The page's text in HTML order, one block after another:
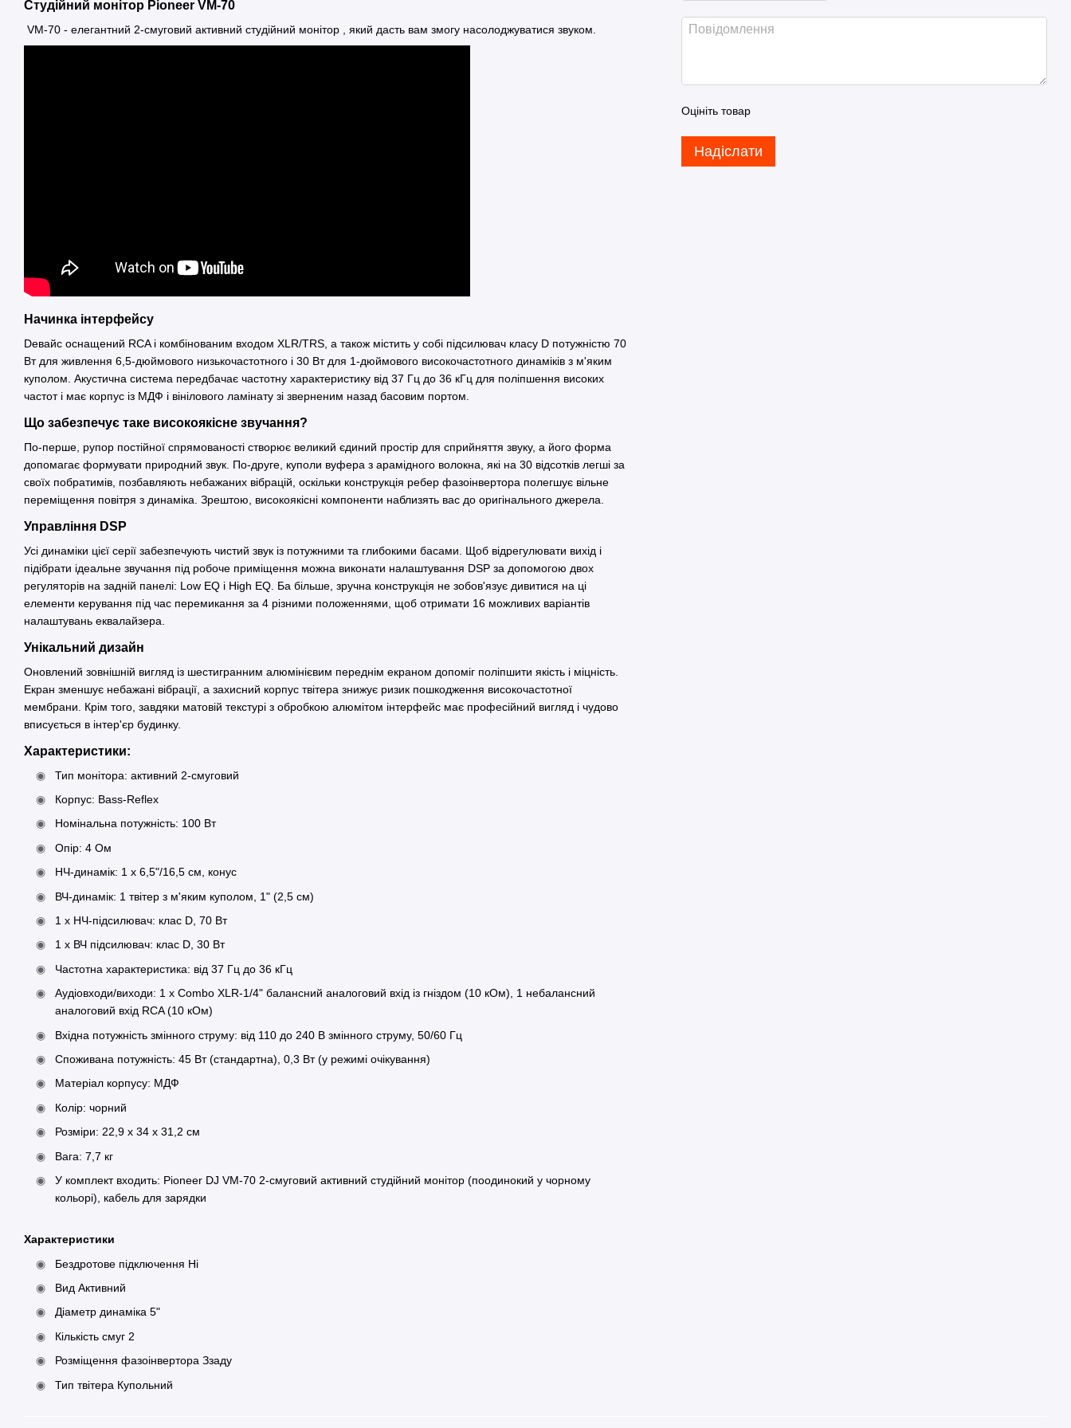
Студійний монітор Pioneer VM-70
VM-70 - елегантний 2-смуговий активний студійний монітор , який дасть вам змогу насолоджуватися звуком.
Начинка інтерфейсу
Deвайс оснащений RCA і комбінованим входом XLR/TRS, а також містить у собі підсилювач класу D потужністю 70
Вт для живлення 6,5-дюймового низькочастотного і 30 Вт для 1-дюймового високочастотного динаміків з м'яким
куполом. Акустична система передбачає частотну характеристику від 37 Гц до 36 кГц для поліпшення високих
частот і має корпус із МДФ і вінілового ламінату зі зверненим назад басовим портом.
Що забезпечує таке високоякісне звучання?
По-перше, рупор постійної спрямованості створює великий єдиний простір для сприйняття звуку, а його форма
допомагає формувати природний звук. По-друге, куполи вуфера з арамідного волокна, які на 30 відсотків легші за
своїх побратимів, позбавляють небажаних вібрацій, оскільки конструкція ребер фазоінвертора полегшує вільне
переміщення повітря з динаміка. Зрештою, високоякісні компоненти наблизять вас до оригінального джерела.
Управління DSP
Усі динаміки цієї серії забезпечують чистий звук із потужними та глибокими басами. Щоб відрегулювати вихід і
підібрати ідеальне звучання під робоче приміщення можна виконати налаштування DSP за допомогою двох
регуляторів на задній панелі: Low EQ і High EQ. Ба більше, зручна конструкція не зобов'язує дивитися на ці
елементи керування під час перемикання за 4 різними положеннями, щоб отримати 16 можливих варіантів
налаштувань еквалайзера.
Унікальний дизайн
Оновлений зовнішній вигляд із шестигранним алюмінієвим переднім екраном допоміг поліпшити якість і міцність.
Екран зменшує небажані вібрації, а захисний корпус твітера знижує ризик пошкодження високочастотної
мембрани. Крім того, завдяки матовій текстурі з обробкою алюмітом інтерфейс має професійний вигляд і чудово
вписується в інтер'єр будинку.
Характеристики:
Тип монітора: активний 2-смуговий
Корпус: Bass-Reflex
Номінальна потужність: 100 Вт
Опір: 4 Ом
НЧ-динамік: 1 x 6,5"/16,5 см, конус
ВЧ-динамік: 1 твітер з м'яким куполом, 1" (2,5 см)
1 х НЧ-підсилювач: клас D, 70 Вт
1 х ВЧ підсилювач: клас D, 30 Вт
Частотна характеристика: від 37 Гц до 36 кГц
Аудіовходи/виходи: 1 x Combo XLR-1/4" балансний аналоговий вхід із гніздом (10 кОм), 1 небалансний
аналоговий вхід RCA (10 кОм)
Вхідна потужність змінного струму: від 110 до 240 В змінного струму, 50/60 Гц
Споживана потужність: 45 Вт (стандартна), 0,3 Вт (у режимі очікування)
Матеріал корпусу: МДФ
Колір: чорний
Розміри: 22,9 x 34 x 31,2 см
Вага: 7,7 кг
У комплект входить: Pioneer DJ VM-70 2-смуговий активний студійний монітор (поодинокий у чорному
кольорі), кабель для зарядки
Характеристики
Бездротове підключення Ні
Вид Активний
Діаметр динаміка 5"
Кількість смуг 2
Розміщення фазоінвертора Ззаду
Тип твітера Купольний
Оцініть товар
Надіслати